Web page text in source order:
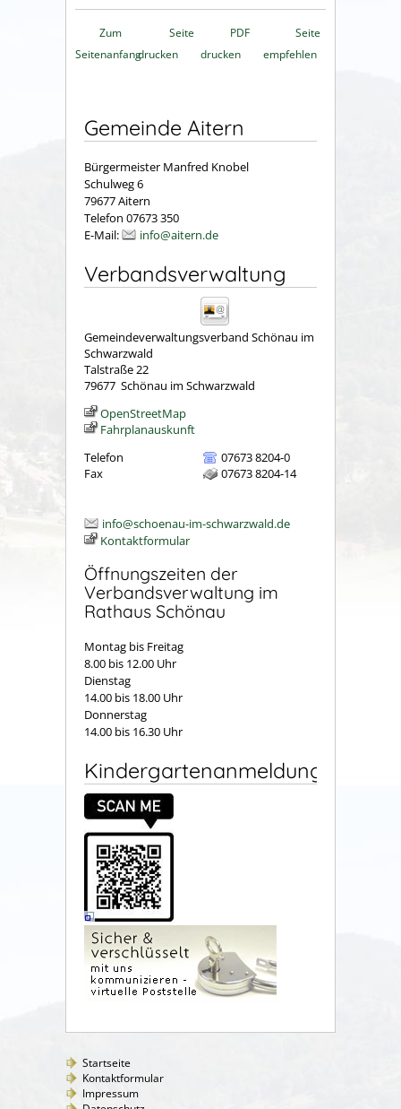
Zum
Seitenanfang
Seite
drucken
PDF
drucken
Seite
empfehlen
Gemeinde Aitern
Bürgermeister Manfred Knobel
Schulweg 6
79677 Aitern
Telefon 07673 350
E-Mail:
info@aitern.de
Verbandsverwaltung
Gemeindeverwaltungsverband Schönau im
Schwarzwald
Talstraße 22
79677 Schönau im Schwarzwald
OpenStreetMap
Fahrplanauskunft
Telefon
07673 8204-0
Fax
07673 8204-14
info@schoenau-im-schwarzwald.de
Kontaktformular
Öffnungszeiten der
Verbandsverwaltung im
Rathaus Schönau
Montag bis Freitag
8.00 bis 12.00 Uhr
Dienstag
14.00 bis 18.00 Uhr
Donnerstag
14.00 bis 16.30 Uhr
Kindergartenanmeldung
Startseite
Kontaktformular
Impressum